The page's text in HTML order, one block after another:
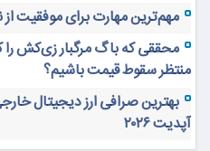
مهم‌ترین مهارت برای موفقیت
محققی که باگ مرگبار زی‌کش
منتظر سقوط قیمت باشیم؟
بهترین صرافی ارز دیجیتال
آپدیت ۲۰۲۶